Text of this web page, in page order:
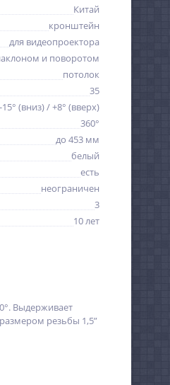
Китай
кронштейн
для видеопроектора
и поворотом
потолок
35
-15° (вниз) / +8° (вверх)
360°
до 453 мм
белый
есть
неограничен
3
10 лет
Выдерживает
резьбы 1,5”